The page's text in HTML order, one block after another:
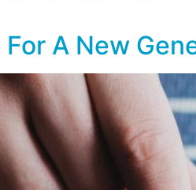
A New